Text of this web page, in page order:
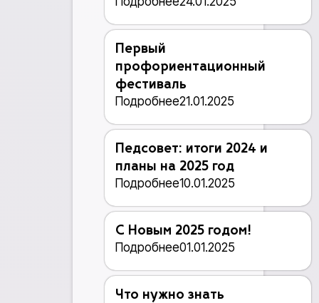
Первый
профориентационный
фестиваль
Подробнее21.01.2025
Педсовет: итоги 2024 и
планы на 2025 год
Подробнее10.01.2025
С Новым 2025 годом!
Подробнее01.01.2025
Что нужно знать